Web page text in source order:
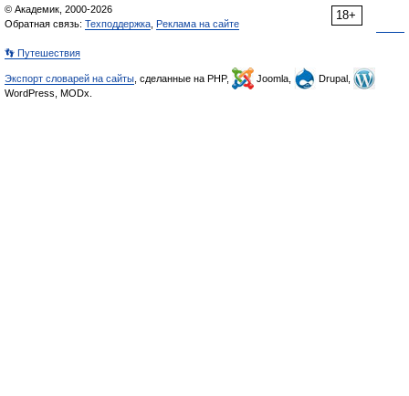
18+
© Академик, 2000-2026
Обратная связь: Техподдержка Реклама на сайте
👣 Путешествия
Экспорт словарей на сайты , сделанные на PHP, Joomla,
Drupal,
WordPress, MODx.